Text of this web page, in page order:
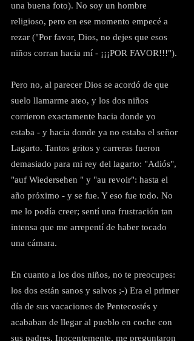
una buena foto). No soy un hombre
religioso, pero en ese momento empecé a
rezar ("Por favor, Dios, no dejes que esos
niños corran hacia mí - ¡¡¡POR FAVOR!!!").
Pero no, al parecer Dios se acordó de que
suelo llamarme ateo, y los dos niños
corrieron exactamente hacia donde yo
estaba - y hacia donde ya no estaba el señor
Lagarto. Tantos gritos y carreras fueron
demasiado para mi rey del lagarto: "Adiós",
"auf Wiedersehen " y "au revoir": hasta el
año próximo - y se fue. Y eso fue todo. No
me lo podía creer; sentí una frustración tan
intensa que me arrepentí de haber tocado
una cámara.
En cuanto a los dos niños, no te preocupes:
los dos están sanos y salvos ;-) Era el primer
día de sus vacaciones de Pentecostés y
acababan de llegar al pueblo en coche con
sus padres. Inocentemente, me preguntaron